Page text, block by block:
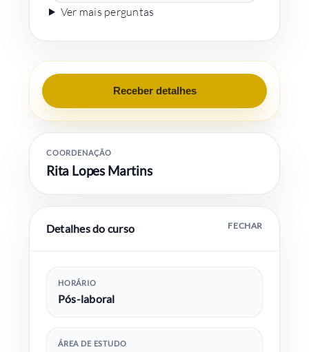
Ver mais perguntas
Receber detalhes
COORDENAÇÃO
Rita Lopes Martins
Detalhes do curso
HORÁRIO
Pós-laboral
ÁREA DE ESTUDO